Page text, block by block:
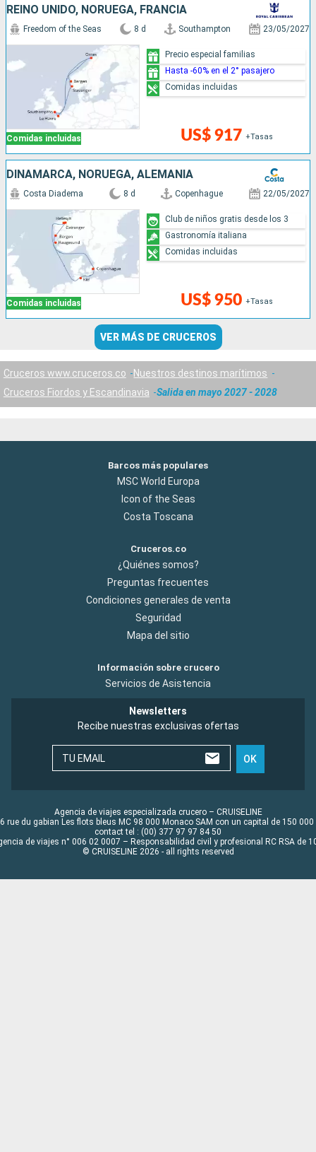
REINO UNIDO, NORUEGA, FRANCIA
Comidas incluidas
Freedom of the Seas 8 d Southampton 23/05/2027
US$ 917 +Tasas
Precio especial familias
Hasta -60% en el 2° pasajero
Comidas incluidas
DINAMARCA, NORUEGA, ALEMANIA
Comidas incluidas
Costa Diadema 8 d Copenhague 22/05/2027
US$ 950 +Tasas
Club de niños gratis desde los 3
Gastronomía italiana
Comidas incluidas
VER MÁS DE CRUCEROS
Cruceros www.cruceros.co
Nuestros destinos marítimos
Cruceros Fiordos y Escandinavia
Salida en mayo 2027 - 2028
Barcos más populares
MSC World Europa
Icon of the Seas
Costa Toscana
Cruceros.co
¿Quiénes somos?
Preguntas frecuentes
Condiciones generales de venta
Seguridad
Mapa del sitio
Información sobre crucero
Servicios de Asistencia
Newsletters
Recibe nuestras exclusivas ofertas
TU EMAIL OK
Agencia de viajes especializada crucero – CRUISELINE
rue du gabian Les flots bleus MC 98 000 Monaco SAM con un capital de 150 000
contact tel : (00) 377 97 97 84 50
de viajes n° 006 02 0007 – Responsabilidad civil y profesional RC RSA de
© CRUISELINE 2026 - all rights reserved